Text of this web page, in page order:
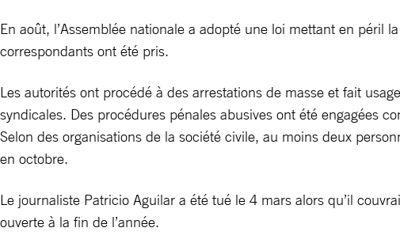
En août, l’Assemblée nationale a adopté une loi mettant en péril
correspondants ont été pris.
Les autorités ont procédé à des arrestations de masse et fait
syndicales. Des procédures pénales abusives ont été engagées
Selon des organisations de la société civile, au moins deux
en octobre.
Le journaliste Patricio Aguilar a été tué le 4 mars alors qu’il
ouverte à la fin de l’année.